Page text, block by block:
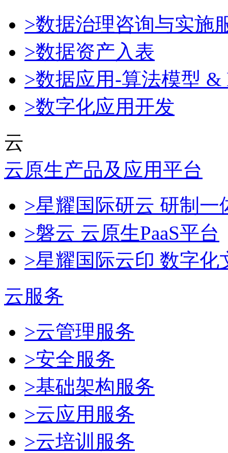
>数据治理咨询与实施
>数据资产入表
>数据应用-算法模型 &
>数字化应用开发
云
云原生产品及应用平台
>星耀国际研云 研制
>磐云 云原生PaaS平台
>星耀国际云印 数字化
云服务
>云管理服务
>安全服务
>基础架构服务
>云应用服务
>云培训服务